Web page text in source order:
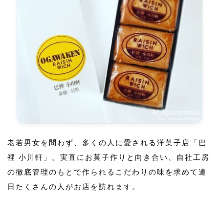
老若男女を問わず、多くの人に愛される洋菓子店「巴
裡 小川軒」。実直にお菓子作りと向き合い、自社工房
の徹底管理のもとで作られるこだわりの味を求めて連
日たくさんの人がお店を訪れます。